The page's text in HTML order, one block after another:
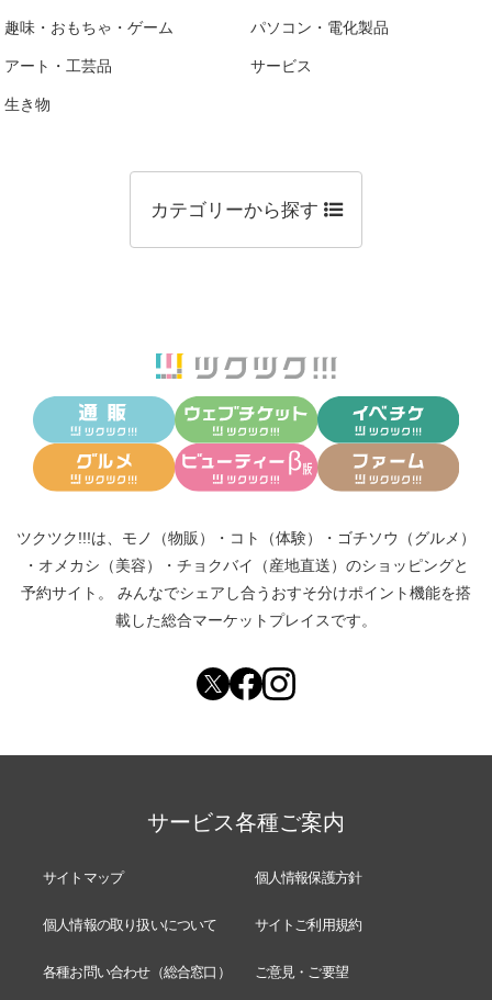
趣味・おもちゃ・ゲーム パソコン・電化製品
アート・工芸品 サービス
生き物
カテゴリーから探す
ツクツク!!!は、 モノ（物販） ・ コト（体験） ・ ゴチソウ（グルメ）
・ オメカシ（美容） ・ チョクバイ（産地直送） のショッピングと
予約サイト。
みんなでシェアし合う おすそ分けポイント機能を搭
載した総合マーケットプレイスです。
サービス各種ご案内
サイトマップ 個人情報保護方針
個人情報の取り扱いについて サイトご利用規約
各種お問い合わせ（総合窓口） ご意見・ご要望